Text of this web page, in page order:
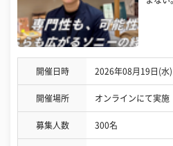
開催日時 2026年08月19日(水
開催場所 オンラインにて実施
募集人数 300名